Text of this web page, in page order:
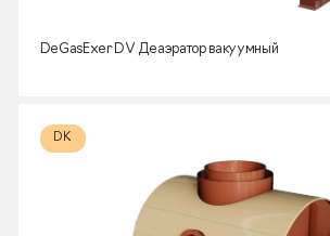
DeGasExer DV Деаэратор вакуумный
DK